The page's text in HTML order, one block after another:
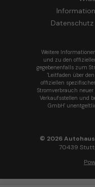
Datenschutz
Weitere
und zu den
gegebenenfalls zum
'Leitfaden über
offiziellen
Stromverbrauch neuer
Verkaufsstellen und
GmbH'
© 2026
70439